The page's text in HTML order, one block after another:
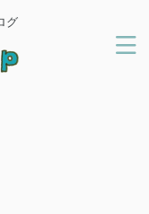
グ